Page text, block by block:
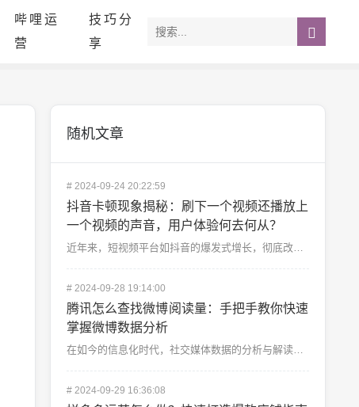
哔哩运
营
技巧分
享
随机文章
#2024-09-24 20:22:59
抖音卡顿现象揭秘：刷下一个视频还播放上
一个视频的声音，用户体验何去何从？
近年来，短视频平台如抖音的爆发式增长，彻底改变了我们获取娱乐内容的方式。随着用户量的激增和内容的复杂...
#2024-09-28 19:14:00
腾讯怎么查找微博阅读量：手把手教你快速
掌握微博数据分析
在如今的信息化时代，社交媒体数据的分析与解读显得尤为重要，尤其是对于微博这样的热门社交平台。对于许多...
#2024-09-29 16:36:08